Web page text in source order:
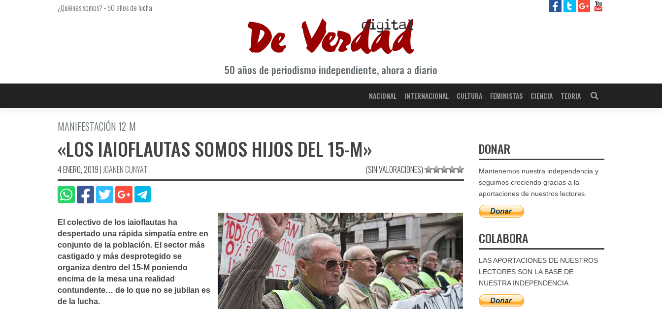
¿Quiénes somos?-50 años de lucha
50 años de periodismo independiente, ahora a diario
NACIONAL INTERNACIONAL CULTURA FEMINISTAS CIENCIA TEORIA
MANIFESTACIÓN 12-M
«LOS IAIOFLAUTAS SOMOS HIJOS DEL 15-M»
4 ENERO, 2019|JOANEN CUNYAT (SIN VALORACIONES)
El colectivo de los iaioflautas ha
despertado una rápida simpatí­a entre en
conjunto de la población. El sector más
castigado y más desprotegido se
organiza dentro del 15-M poniendo
encima de la mesa una realidad
contundente… de lo que no se jubilan es
de la lucha.
DONAR
Mantenemos nuestra independencia y
seguimos creciendo gracias a la
aportaciones de nuestros lectores.
COLABORA
LAS APORTACIONES DE NUESTROS
LECTORES SON LA BASE DE
NUESTRA INDEPENDENCIA